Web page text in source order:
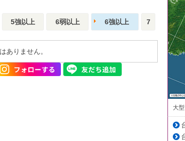
5強以上 6弱以上 6強以上 7
ありません。
大